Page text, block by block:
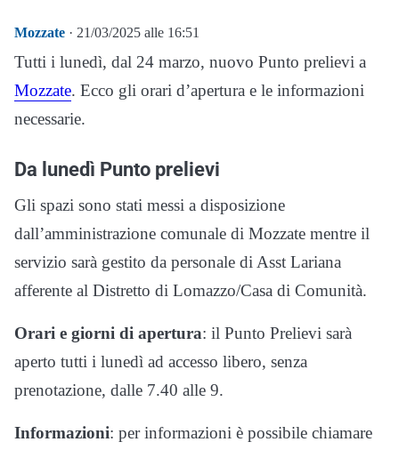
Mozzate · 21/03/2025 alle 16:51
Tutti i lunedì, dal 24 marzo, nuovo Punto prelievi a
Mozzate. Ecco gli orari d’apertura e le informazioni
necessarie.
Da lunedì Punto prelievi
Gli spazi sono stati messi a disposizione
dall’amministrazione comunale di Mozzate mentre il
servizio sarà gestito da personale di Asst Lariana
afferente al Distretto di Lomazzo/Casa di Comunità.
Orari e giorni di apertura: il Punto Prelievi sarà
aperto tutti i lunedì ad accesso libero, senza
prenotazione, dalle 7.40 alle 9.
Informazioni: per informazioni è possibile chiamare